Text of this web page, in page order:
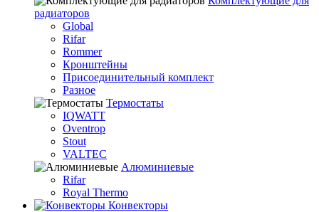
радиаторов
Global
Rifar
Rommer
Кронштейны
Присоединительный комплект
Разное
Термостаты
IQWATT
Oventrop
Stout
VALTEC
Алюминиевые
Rifar
Royal Thermo
Конвекторы